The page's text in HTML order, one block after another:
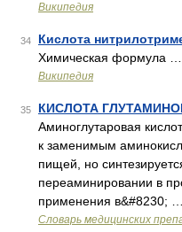
Википедия
34 Кислота
Химическая формула …
Википедия
35 КИСЛОТА
Аминоглутаровая
к заменимым
пищей, но
переаминировании в
применения в&#8230; …
Словарь медицинских